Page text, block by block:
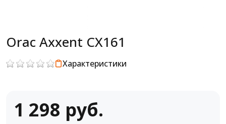
Orac Axxent CX161
Характеристики
1 298 руб.